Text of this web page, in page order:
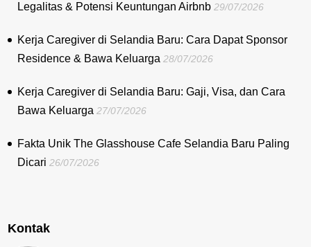
Legalitas & Potensi Keuntungan Airbnb 29/07/2026
Kerja Caregiver di Selandia Baru: Cara Dapat Sponsor
Residence & Bawa Keluarga 28/07/2026
Kerja Caregiver di Selandia Baru: Gaji, Visa, dan Cara
Bawa Keluarga 27/07/2026
Fakta Unik The Glasshouse Cafe Selandia Baru Paling
Dicari 26/07/2026
Kontak